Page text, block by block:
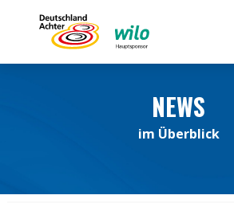
NEWS
im Überblick